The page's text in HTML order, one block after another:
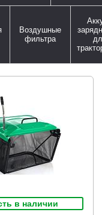
Воздушные
фильтра
в наличии